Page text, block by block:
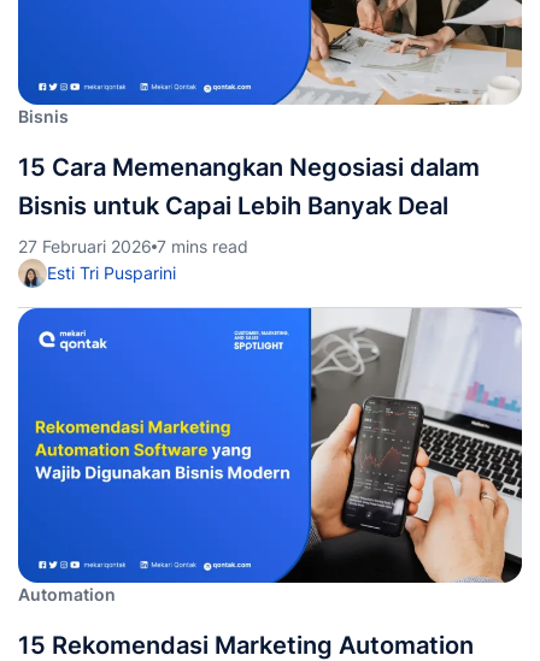
Bisnis
15 Cara Memenangkan Negosiasi dalam
Bisnis untuk Capai Lebih Banyak Deal
27 Februari 2026 7 mins read
Esti Tri Pusparini
Automation
15 Rekomendasi Marketing Automation